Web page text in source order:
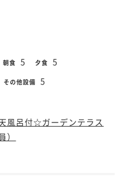
朝食 5 夕食 5
その他設備 5
風呂付☆ガーデンテラス
）